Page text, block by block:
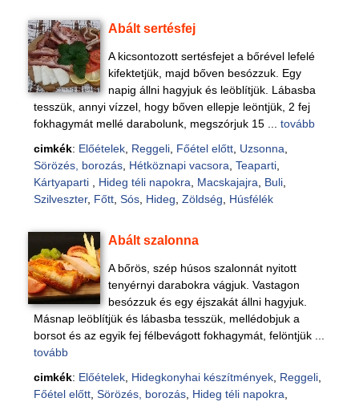
Abált sertésfej
A kicsontozott sertésfejet a bőrével lefelé
kifektetjük, majd bőven besózzuk. Egy
napig állni hagyjuk és leöblítjük. Lábasba
tesszük, annyi vízzel, hogy bőven ellepje leöntjük, 2 fej
fokhagymát mellé darabolunk, megszórjuk 15 ... tovább
cimkék: Előételek, Reggeli, Főétel előtt, Uzsonna
Sörözés, borozás, Hétköznapi vacsora Teaparti,
Kártyaparti
Hideg téli napokra Macskajajra Buli,
Szilveszter, Főtt, Sós, Hideg Zöldség Húsfélék
Abált szalonna
A bőrös, szép húsos szalonnát nyitott
tenyérnyi darabokra vágjuk. Vastagon
besózzuk és egy éjszakát állni hagyjuk.
Másnap leöblítjük és lábasba tesszük, mellédobjuk a
borsot és az egyik fej félbevágott fokhagymát, felöntjük ...
tovább
cimkék: Előételek, Hidegkonyhai készítmények, Reggeli,
Főétel előtt, Sörözés, borozás, Hideg téli napokra